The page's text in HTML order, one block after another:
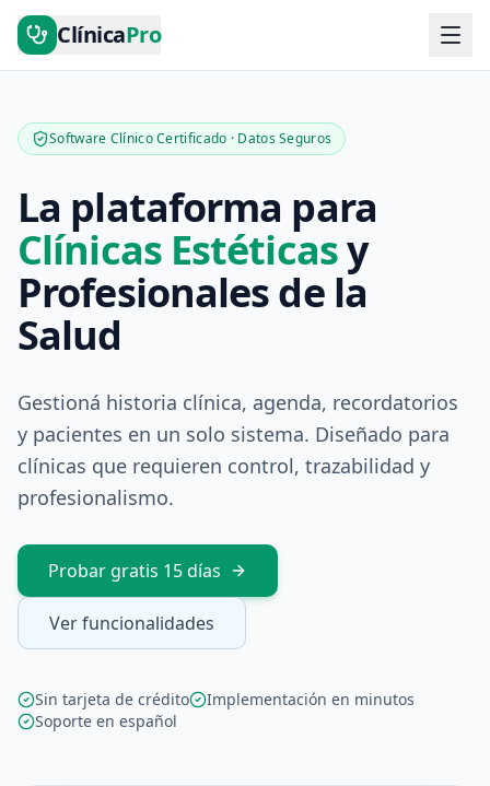
ClínicaPro
Software Clínico Certificado · Datos Seguros
La plataforma para
Clínicas Estéticasy
Profesionales de la
Salud
Gestioná historia clínica, agenda, recordatorios
y pacientes en un solo sistema. Diseñado para
clínicas que requieren control, trazabilidad y
profesionalismo.
Probar gratis 15 días
Ver funcionalidades
Sin tarjeta de crédito
Implementación en minutos
Soporte en español